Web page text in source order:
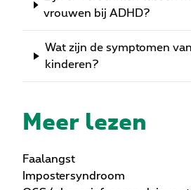
vrouwen bij ADHD?
Wat zijn de symptomen
kinderen?
Meer lezen
Faalangst
Impostersyndroom